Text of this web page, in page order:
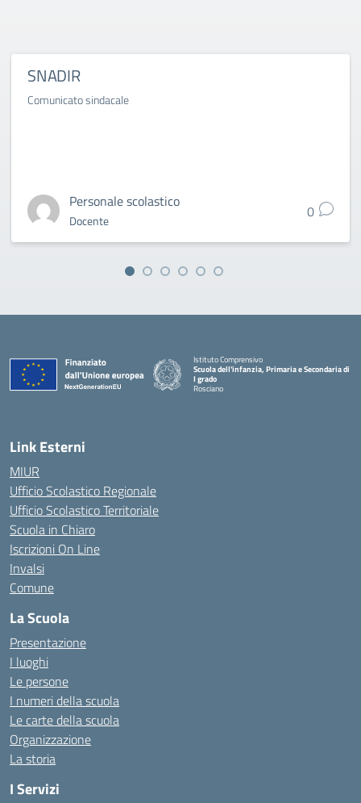
SNADIR
Comunicato sindacale
Personale scolastico
Docente 0
Istituto Comprensivo
Scuola dell'infanzia, Primaria e Secondaria di
I grado
Rosciano
Link Esterni
MIUR
Ufficio Scolastico Regionale
Ufficio Scolastico Territoriale
Scuola in Chiaro
Iscrizioni On Line
Invalsi
Comune
La Scuola
Presentazione
I luoghi
Le persone
I numeri della scuola
Le carte della scuola
Organizzazione
La storia
I Servizi